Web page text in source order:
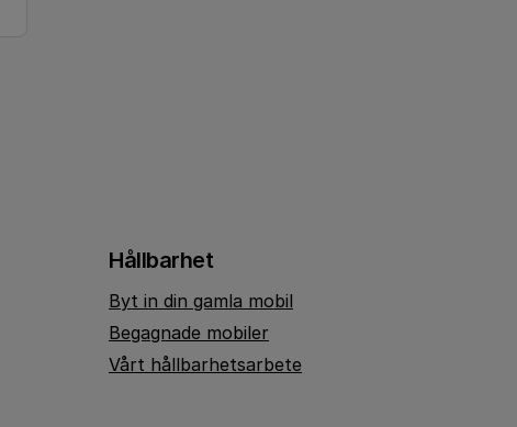
Hållbarhet
Byt in din gamla mobil
Begagnade mobiler
Vårt hållbarhetsarbete